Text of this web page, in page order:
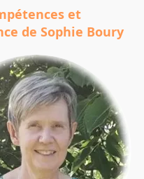
et
de Sophie Boury